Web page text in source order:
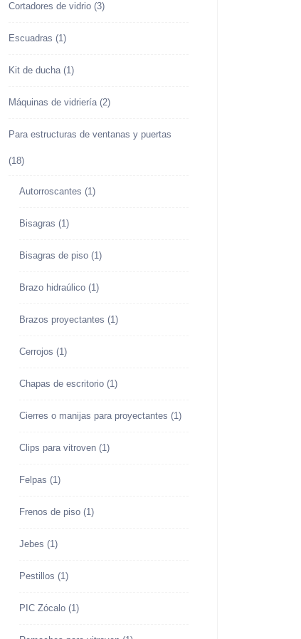
Cortadores de vidrio (3)
Escuadras (1)
Kit de ducha (1)
Máquinas de vidriería (2)
Para estructuras de ventanas y puertas
(18)
Autorroscantes (1)
Bisagras (1)
Bisagras de piso (1)
Brazo hidraúlico (1)
Brazos proyectantes (1)
Cerrojos (1)
Chapas de escritorio (1)
Cierres o manijas para proyectantes (1)
Clips para vitroven (1)
Felpas (1)
Frenos de piso (1)
Jebes (1)
Pestillos (1)
PIC Zócalo (1)